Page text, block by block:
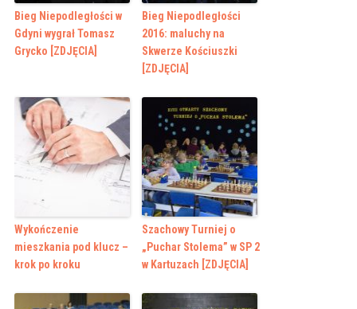
Bieg Niepodległości w
Gdyni wygrał Tomasz
Grycko [ZDJĘCIA]
Bieg Niepodległości
2016: maluchy na
Skwerze Kościuszki
[ZDJĘCIA]
Wykończenie
mieszkania pod klucz –
krok po kroku
Szachowy Turniej o
„Puchar Stolema” w SP 2
w Kartuzach [ZDJĘCIA]